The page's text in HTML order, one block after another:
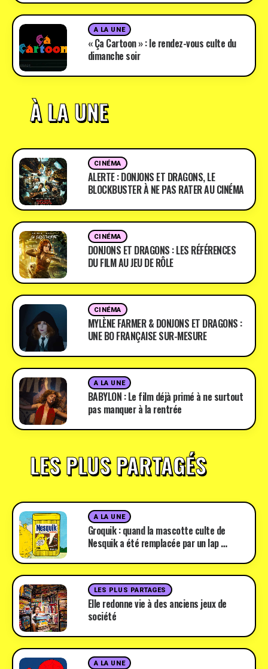
A LA UNE
« Ça Cartoon » : le rendez-vous culte du
dimanche soir
À LA UNE
CINÉMA
ALERTE : DONJONS ET DRAGONS, LE
BLOCKBUSTER À NE PAS RATER AU CINÉMA
CINÉMA
DONJONS ET DRAGONS : LES RÉFÉRENCES
DU FILM AU JEU DE RÔLE
CINÉMA
MYLÈNE FARMER & DONJONS ET DRAGONS :
UNE BO FRANÇAISE SUR-MESURE
A LA UNE
BABYLON : Le film déjà primé à ne surtout
pas manquer à la rentrée
LES PLUS PARTAGÉS
A LA UNE
Groquik : quand la mascotte culte de
Nesquik a été remplacée par un lap …
LES PLUS PARTAGES
Elle redonne vie à des anciens jeux de
société
A LA UNE